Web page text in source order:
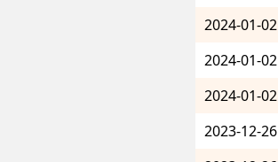
2024-01-02
2024-01-02
2024-01-02
2023-12-26